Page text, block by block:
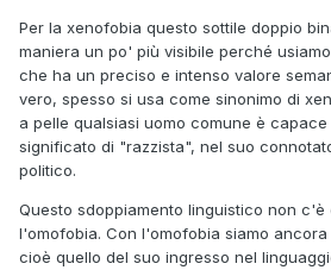
Per la xenofobia questo sottile doppio
maniera un po' più visibile perché
che ha un preciso e intenso valore
vero, spesso si usa come sinonimo di
a pelle qualsiasi uomo comune è
significato di "razzista", nel suo
politico.
Questo sdoppiamento linguistico non
l'omofobia. Con l'omofobia siamo
cioè quello del suo ingresso nel